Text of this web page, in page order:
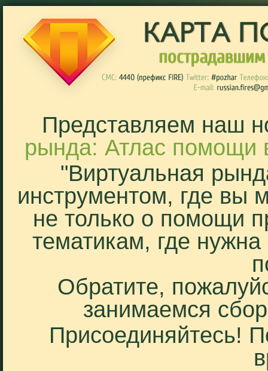
Представляем наш
рында: Атлас помощи
"Виртуальная
инструментом, где вы
не только о помощи
тематикам, где
Обратите,
занимаемся
Присоединяйтесь!